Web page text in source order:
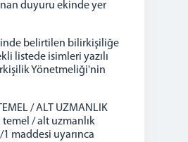
duyuru ekinde yer
belirtilen bilirkişiliğe
listede isimleri yazılı
Yönetmeliği'nin
/ ALT UZMANLIK
temel / alt uzmanlık
maddesi uyarınca